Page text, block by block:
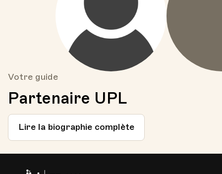
Votre guide
Partenaire UPL
Lire la biographie complète